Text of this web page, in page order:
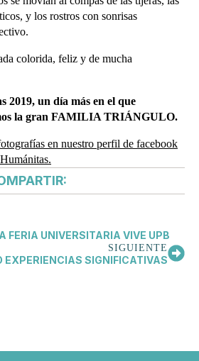
y los rostros con sonrisas
colorida, feliz y de mucha
2019, un día más en el que
la gran FAMILIA TRIÁNGULO.
en nuestro perfil de facebook
FERIA UNIVERSITARIA VIVE UPB
SIGUIENTE
EXPERIENCIAS SIGNIFICATIVAS